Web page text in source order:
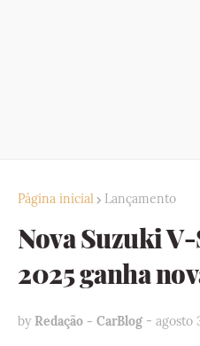
Página inicial Lançamento
Nova Suzuki
2025 ganha
by Redação - CarBlog - agosto